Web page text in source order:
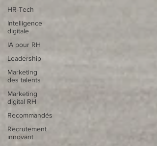
HR-Tech
Intelligence
digitale
IA pour RH
Leadership
Marketing
des talents
Marketing
digital RH
Recommandés
Recrutement
innovant